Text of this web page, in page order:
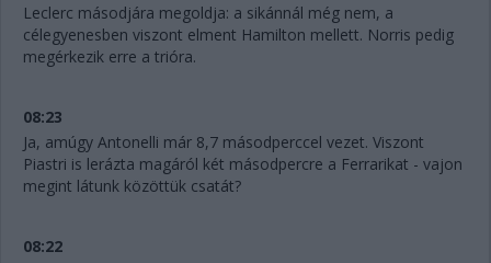
Leclerc másodjára megoldja: a sikánnál még nem, a
célegyenesben viszont elment Hamilton mellett. Norris pedig
megérkezik erre a trióra.
08:23
Ja, amúgy Antonelli már 8,7 másodperccel vezet. Viszont
Piastri is lerázta magáról két másodpercre a Ferrarikat - vajon
megint látunk közöttük csatát?
08:22